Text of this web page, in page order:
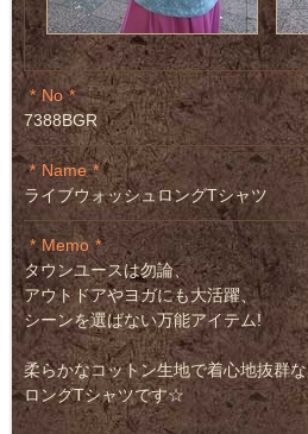
No
7388BGR
Name
ライブウォッシュロングTシャツ
Memo
タウンユースは勿論、
アウトドアやヨガにも大活躍、
シーンを選ばない万能アイテム!
柔らかなコットン生地で着心地抜群な
ロングTシャツです☆